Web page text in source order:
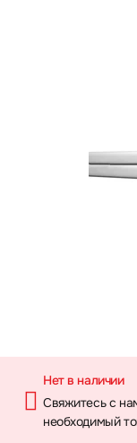
Нет в наличии
Свяжитесь с
необходимый